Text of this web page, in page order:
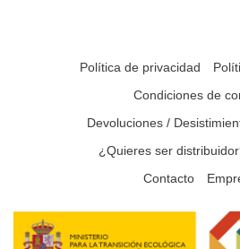
Política de privacidad
Condiciones de
Devoluciones /
¿Quieres ser
Contacto